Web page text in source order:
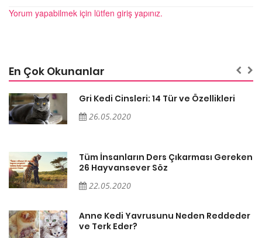
Yorum yapabilmek için lütfen giriş yapınız.
En Çok Okunanlar
Gri Kedi Cinsleri: 14 Tür ve Özellikleri
26.05.2020
Tüm İnsanların Ders Çıkarması Gereken
26 Hayvansever Söz
22.05.2020
Anne Kedi Yavrusunu Neden Reddeder
ve Terk Eder?